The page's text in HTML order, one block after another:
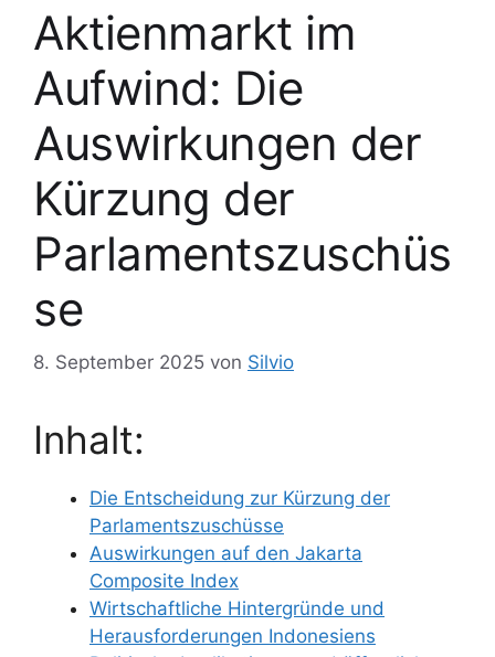
Aktienmarkt im
Aufwind: Die
Auswirkungen der
Kürzung der
Parlamentszuschüs
se
8. September 2025 von Silvio
Inhalt:
Die Entscheidung zur Kürzung der
Parlamentszuschüsse
Auswirkungen auf den Jakarta
Composite Index
Wirtschaftliche Hintergründe und
Herausforderungen Indonesiens